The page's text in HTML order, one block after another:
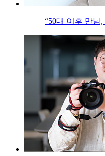
“50대 이후 만남